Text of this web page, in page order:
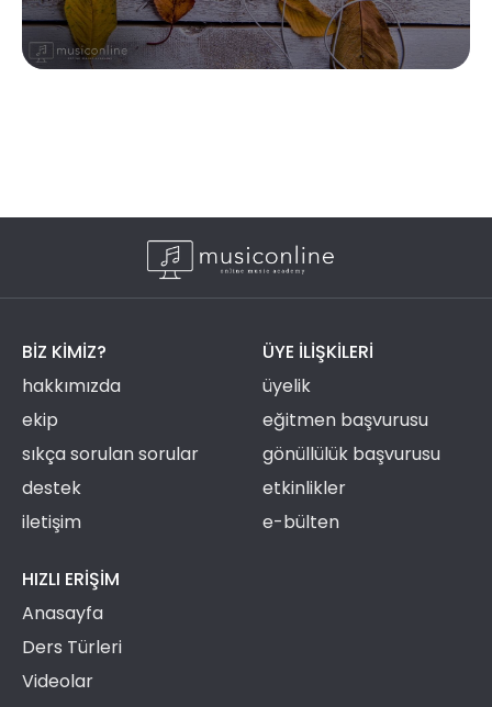
BIZ KIMIZ?
hakkımızda
ekip
sıkça sorulan sorular
destek
iletişim
ÜYE ILIŞKILERI
üyelik
eğitmen başvurusu
gönüllülük başvurusu
etkinlikler
e-bülten
HIZLI ERIŞIM
Anasayfa
Ders Türleri
Videolar